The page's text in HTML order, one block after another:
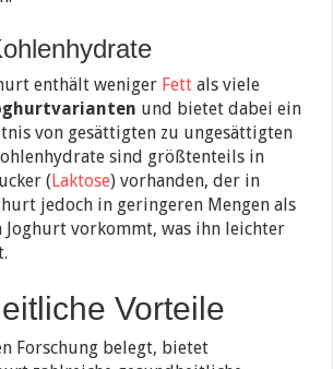
enthält weniger Fett als viele
und bietet dabei ein
von gesättigten zu ungesättigten
sind größtenteils in
(Laktose) vorhanden, der in
jedoch in geringeren Mengen als
vorkommt, was ihn leichter
Vorteile
Forschung belegt, bietet